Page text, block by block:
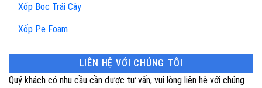
Xốp Bọc Trái Cây
Xốp Pe Foam
LIÊN HỆ VỚI CHÚNG TÔI
Quý khách có nhu cầu cần được tư vấn, vui lòng liên hệ với chúng